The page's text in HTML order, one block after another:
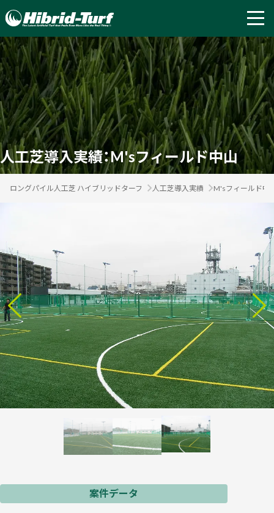
人工芝導入実績：M'sフィールド中山
ロングパイル人工芝 ハイブリッドターフ 人工芝導入実績 M'sフィールド中
案件データ